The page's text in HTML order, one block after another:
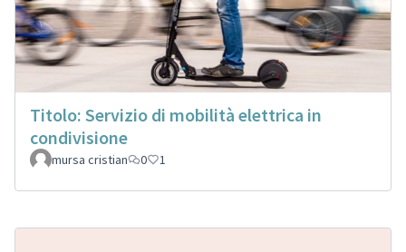
Titolo: Servizio di mobilità elettrica in
condivisione
mursa cristian 0 1